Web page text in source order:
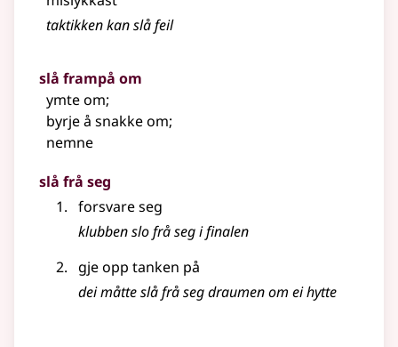
taktikken kan slå feil
slå frampå om
ymte om;
byrje å snakke om;
nemne
slå frå seg
forsvare seg
klubben slo frå seg i finalen
gje opp tanken på
dei måtte slå frå seg draumen om ei hytte